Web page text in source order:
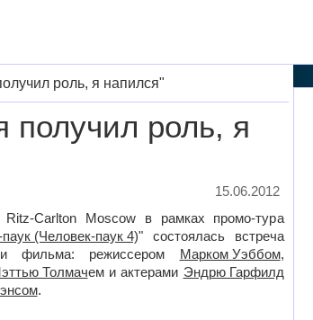
роль, я напился"
роль, я
15.06.2012
Carlton Moscow в рамках промо-тура
(Человек-паук 4)" состоялась встреча
фильма: режиссером
Марком Уэббом,
Толмачем и актерами Эндрю Гарфилд
.